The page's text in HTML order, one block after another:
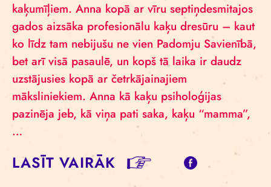
kaķumīļiem. Anna kopā ar vīru septiņdesmitajos
gados aizsāka profesionālu kaķu dresūru – kaut
ko līdz tam nebijušu ne vien Padomju Savienībā,
bet arī visā pasaulē, un kopš tā laika ir daudz
uzstājusies kopā ar četrkājainajiem
māksliniekiem. Anna kā kaķu psiholoģijas
pazinēja jeb, kā viņa pati saka, kaķu “mamma”,
…
LASĪT VAIRĀK